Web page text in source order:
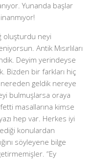
Yunanda başlar
oluşturdu neyi
Antik Mısırlıları
Deyim yerindeyse
Bizden bir farkları hiç
geldik nereye
bulmuşlarsa oraya
masallarına kimse
hep var. Herkes iyi
konulardan
söyleyene bilge
“Ey